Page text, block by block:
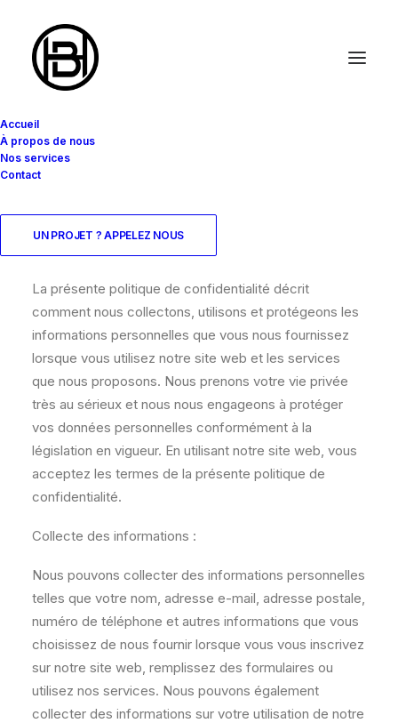
Accueil
À propos de nous
Nos services
Contact
UN PROJET ? APPELEZ NOUS
Politique de
La présente politique de confidentialité décrit
comment nous collectons, utilisons et protégeons les
informations personnelles que vous nous fournissez
lorsque vous utilisez notre site web et les services
que nous proposons. Nous prenons votre vie privée
très au sérieux et nous nous engageons à protéger
vos données personnelles conformément à la
législation en vigueur. En utilisant notre site web, vous
acceptez les termes de la présente politique de
confidentialité.
Collecte des informations :
Nous pouvons collecter des informations personnelles
telles que votre nom, adresse e-mail, adresse postale,
numéro de téléphone et autres informations que vous
choisissez de nous fournir lorsque vous vous inscrivez
sur notre site web, remplissez des formulaires ou
utilisez nos services. Nous pouvons également
collecter des informations sur votre utilisation de notre